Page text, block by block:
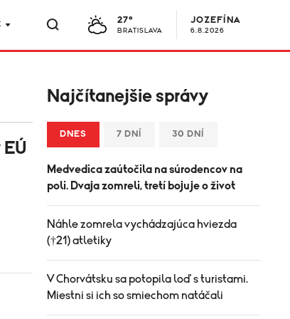
27°
BRATISLAVA
JOZEFÍNA
6.8.2026
Najčítanejšie správy
DNES 7 DNÍ 30 DNÍ
Medvedica zaútočila na súrodencov na
poli. Dvaja zomreli, tretí bojuje o život
Náhle zomrela vychádzajúca hviezda
(†21) atletiky
V Chorvátsku sa potopila loď s turistami.
Miestni si ich so smiechom natáčali